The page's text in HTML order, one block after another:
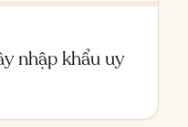
nhập khẩu uy